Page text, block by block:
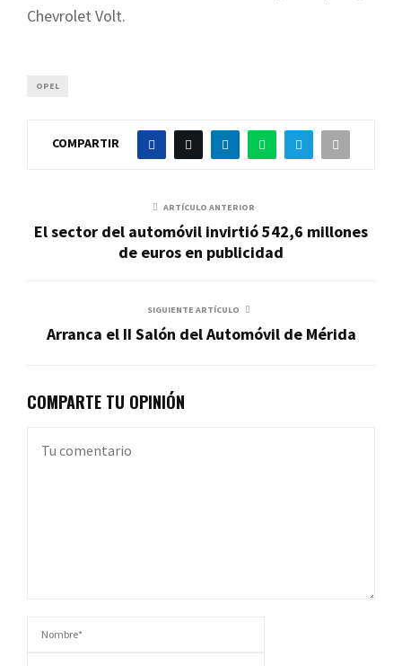
Chevrolet Volt.
OPEL
COMPARTIR
ARTÍCULO ANTERIOR
El sector del automóvil invirtió 542,6 millones
de euros en publicidad
SIGUIENTE ARTÍCULO
Arranca el II Salón del Automóvil de Mérida
COMPARTE TU OPINIÓN